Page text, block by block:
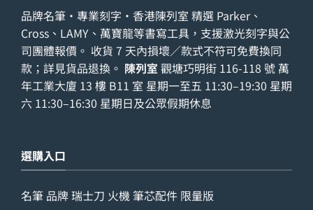
品牌名筆・專業刻字・香港陳列室 精選 Parker、
Cross、LAMY、萬寶龍等書寫工具，支援激光刻字與公
司團體報價。 收貨 7 天內損壞／款式不符可免費換同
款；詳見貨品退換 。 陳列室 觀塘巧明街 116-118 號 萬
年工業大廈 13 樓 B11 室 星期一至五 11:30–19:30 星期
六 11:30–16:30 星期日及公眾假期休息
選購入口
名筆 品牌瑞士刀 火機筆芯配件 限量版